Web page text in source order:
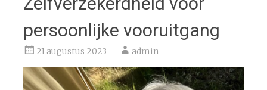
persoonlijke vooruitgang
21 augustus 2023 admin